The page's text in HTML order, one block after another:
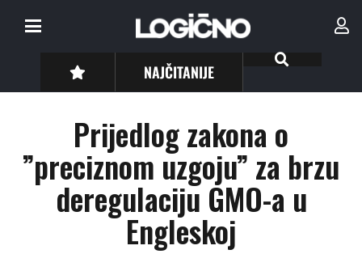
NAJČITANIJE
Prijedlog zakona o
”preciznom uzgoju” za brzu
deregulaciju GMO-a u
Engleskoj